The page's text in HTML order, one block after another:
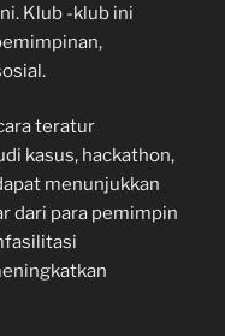
Klub -klub ini
teratur
kasus, hackathon,
menunjukkan
dari para pemimpin